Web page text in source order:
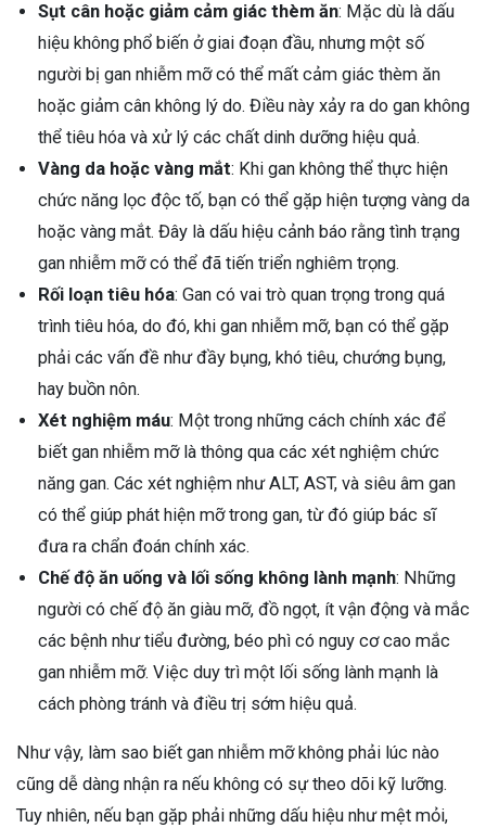
Sụt cân hoặc giảm cảm giác thèm ăn: Mặc dù là dấu
hiệu không phổ biến ở giai đoạn đầu, nhưng một số
người bị gan nhiễm mỡ có thể mất cảm giác thèm ăn
hoặc giảm cân không lý do. Điều này xảy ra do gan không
thể tiêu hóa và xử lý các chất dinh dưỡng hiệu quả.
Vàng da hoặc vàng mắt: Khi gan không thể thực hiện
chức năng lọc độc tố, bạn có thể gặp hiện tượng vàng da
hoặc vàng mắt. Đây là dấu hiệu cảnh báo rằng tình trạng
gan nhiễm mỡ có thể đã tiến triển nghiêm trọng.
Rối loạn tiêu hóa: Gan có vai trò quan trọng trong quá
trình tiêu hóa, do đó, khi gan nhiễm mỡ, bạn có thể gặp
phải các vấn đề như đầy bụng, khó tiêu, chướng bụng,
hay buồn nôn.
Xét nghiệm máu: Một trong những cách chính xác để
biết gan nhiễm mỡ là thông qua các xét nghiệm chức
năng gan. Các xét nghiệm như ALT, AST, và siêu âm gan
có thể giúp phát hiện mỡ trong gan, từ đó giúp bác sĩ
đưa ra chẩn đoán chính xác.
Chế độ ăn uống và lối sống không lành mạnh: Những
người có chế độ ăn giàu mỡ, đồ ngọt, ít vận động và mắc
các bệnh như tiểu đường, béo phì có nguy cơ cao mắc
gan nhiễm mỡ. Việc duy trì một lối sống lành mạnh là
cách phòng tránh và điều trị sớm hiệu quả.
Như vậy, làm sao biết gan nhiễm mỡ không phải lúc nào
cũng dễ dàng nhận ra nếu không có sự theo dõi kỹ lưỡng.
Tuy nhiên, nếu bạn gặp phải những dấu hiệu như mệt mỏi,